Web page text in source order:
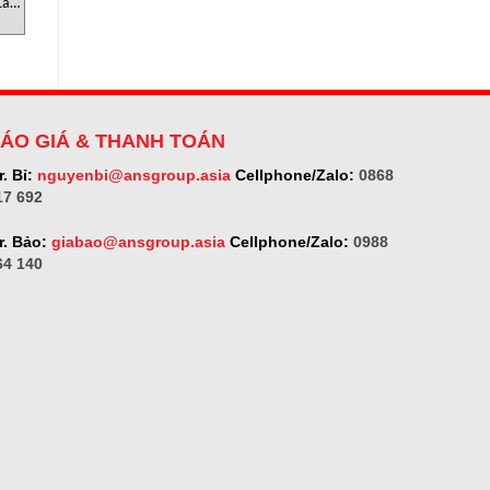
GIÁ & THANH TOÁN
Bỉ: nguyenbi@ansgroup.asiaCellphone/Zalo: 0868
692
Bảo: giabao@ansgroup.asiaCellphone/Zalo: 0988
140